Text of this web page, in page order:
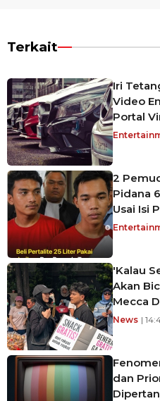
Terkait
Iri
Video
Portal
2
Pidana
Usai Isi
'Kalau
Akan
Mecca
News |
dan